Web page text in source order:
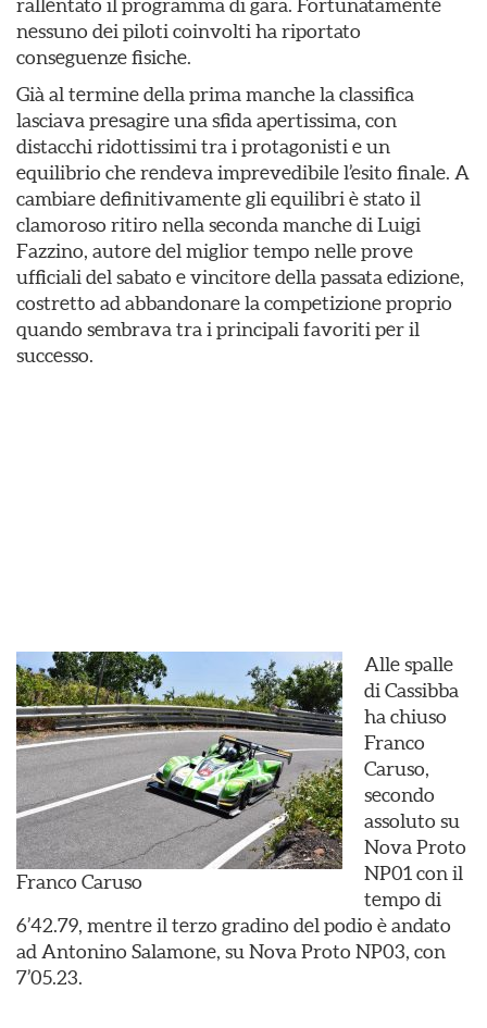
rallentato il programma di gara. Fortunatamente
nessuno dei piloti coinvolti ha riportato
conseguenze fisiche.
Già al termine della prima manche la classifica
lasciava presagire una sfida apertissima, con
distacchi ridottissimi tra i protagonisti e un
equilibrio che rendeva imprevedibile l’esito finale. A
cambiare definitivamente gli equilibri è stato il
clamoroso ritiro nella seconda manche di Luigi
Fazzino, autore del miglior tempo nelle prove
ufficiali del sabato e vincitore della passata edizione,
costretto ad abbandonare la competizione proprio
quando sembrava tra i principali favoriti per il
successo.
Franco Caruso
Alle spalle
di Cassibba
ha chiuso
Franco
Caruso,
secondo
assoluto su
Nova Proto
NP01 con il
tempo di
6’42.79, mentre il terzo gradino del podio è andato
ad Antonino Salamone, su Nova Proto NP03, con
7’05.23.